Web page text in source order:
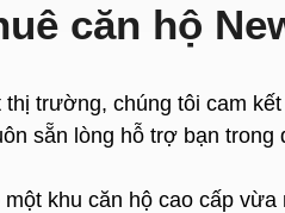
căn hộ
trường, chúng tôi cam
sẵn lòng hỗ trợ bạn
khu căn hộ cao cấp